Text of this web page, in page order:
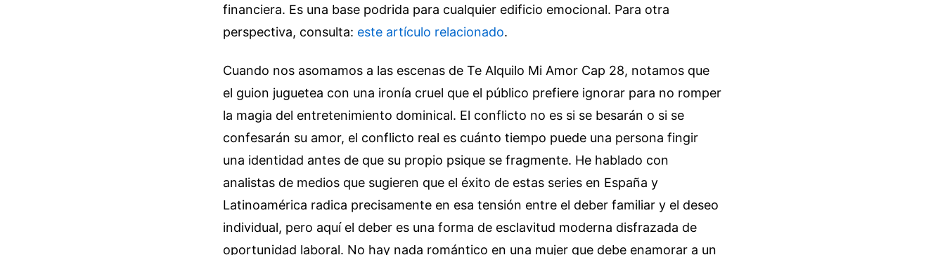
financiera. Es una base podrida para cualquier edificio emocional. Para otra
perspectiva, consulta: este artículo relacionado.
Cuando nos asomamos a las escenas de Te Alquilo Mi Amor Cap 28, notamos que
el guion juguetea con una ironía cruel que el público prefiere ignorar para no romper
la magia del entretenimiento dominical. El conflicto no es si se besarán o si se
confesarán su amor, el conflicto real es cuánto tiempo puede una persona fingir
una identidad antes de que su propio psique se fragmente. He hablado con
analistas de medios que sugieren que el éxito de estas series en España y
Latinoamérica radica precisamente en esa tensión entre el deber familiar y el deseo
individual, pero aquí el deber es una forma de esclavitud moderna disfrazada de
oportunidad laboral. No hay nada romántico en una mujer que debe enamorar a un